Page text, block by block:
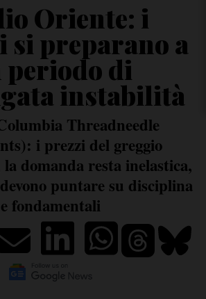
Oriente: i
si preparano a
periodo di
instabilità
Threadneedle
i prezzi del greggio
domanda resta inelastica,
puntare su disciplina
e fondamentali